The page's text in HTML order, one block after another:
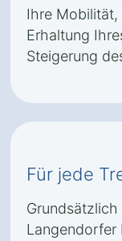
Ihre
Erhaltung
Steigerung
Für jede
Grundsätzlich
Langendorfer